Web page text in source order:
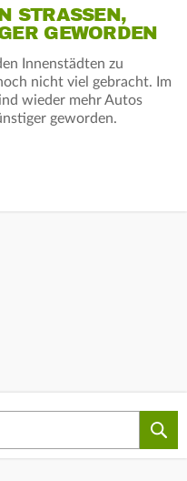
A
GEWORDEN
Innenstädten zu
nicht viel gebracht. Im
wieder mehr Autos
geworden.